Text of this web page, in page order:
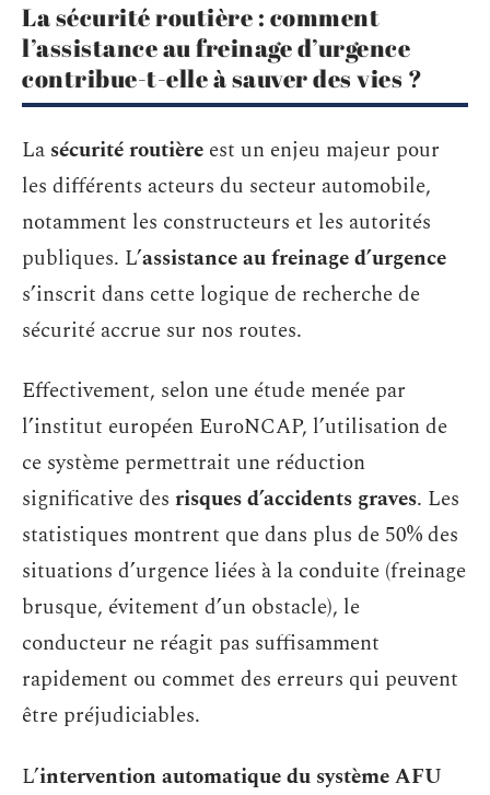
La sécurité routière : comment
l’assistance au freinage d’urgence
contribue-t-elle à sauver des vies ?
La sécurité routière est un enjeu majeur pour
les différents acteurs du secteur automobile,
notamment les constructeurs et les autorités
publiques. L’assistance au freinage d’urgence
s’inscrit dans cette logique de recherche de
sécurité accrue sur nos routes.
Effectivement, selon une étude menée par
l’institut européen EuroNCAP, l’utilisation de
ce système permettrait une réduction
significative des risques d’accidents graves. Les
statistiques montrent que dans plus de 50% des
situations d’urgence liées à la conduite (freinage
brusque, évitement d’un obstacle), le
conducteur ne réagit pas suffisamment
rapidement ou commet des erreurs qui peuvent
être préjudiciables.
L’intervention automatique du système AFU